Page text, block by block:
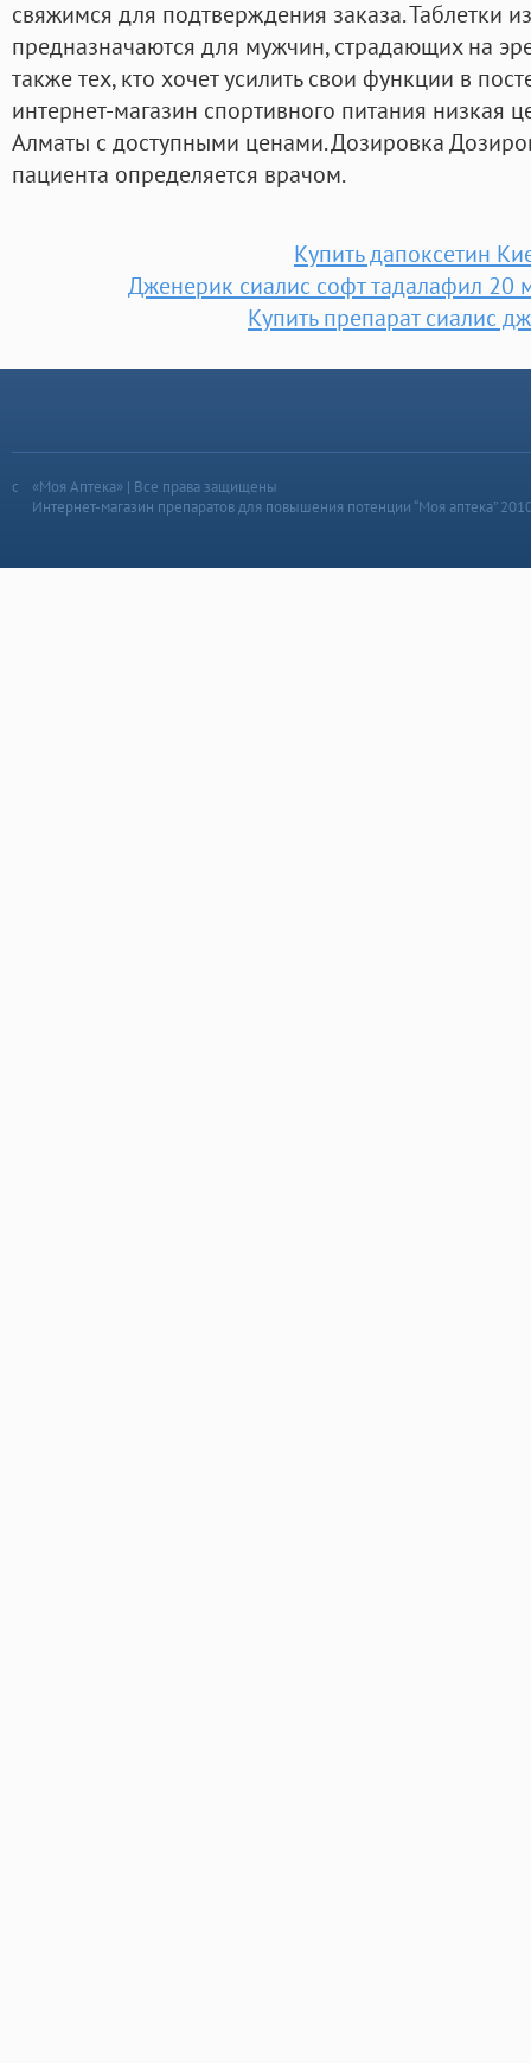
свяжимся для подтверждения заказа. Таблетки
предназначаются для мужчин, страдающих на
также тех, кто хочет усилить свои функции в
интернет-магазин спортивного питания низкая
Алматы с доступными ценами. Дозировка
пациента определяется врачом.
Купить дапоксетин
Дженерик сиалис софт тадалафил 20
Купить препарат сиалис
«Моя Аптека» | Все права защищены
Интернет-магазин препаратов для повышения потенции “Моя аптека”